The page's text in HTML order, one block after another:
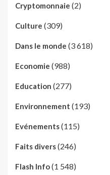
Cryptomonnaie (2)
Culture (309)
Dans le monde (3 618)
Economie (988)
Education (277)
Environnement (193)
Evénements(115)
Faits divers(246)
Flash Info(1 548)